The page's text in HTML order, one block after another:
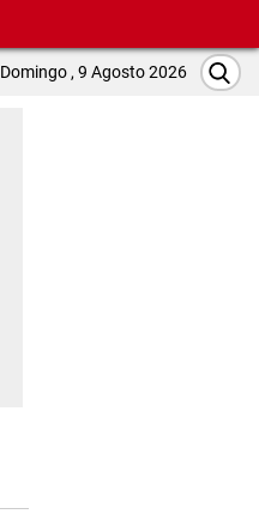
Domingo , 9 Agosto 2026